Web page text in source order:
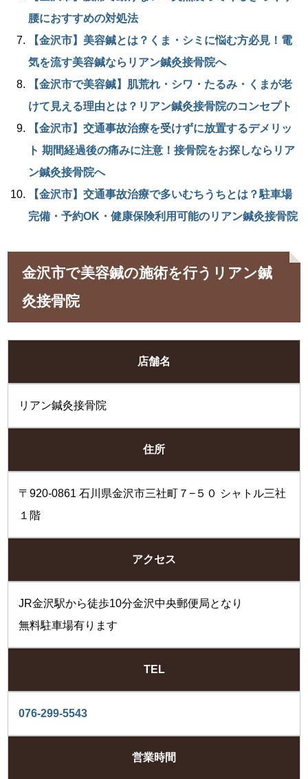
腰におすすめの対処法
【金沢市】美容鍼とは？くま・シミに悩む方必見！電
気を流す美容鍼ならリアン鍼灸接骨院へ
【金沢市で美容鍼】肌荒れ・シワ・たるみ・くまが老
けて見える理由とは？リアン鍼灸接骨院のコンセプト
【金沢市】交通事故治療を受けずに放置するデメリッ
ト 期間経過後の痛みに注意！接骨院をお探しならリア
ン鍼灸接骨院へ
【金沢市】交通事故治療で多いむちうちとは？駐車場
完備・予約OK・健康保険利用可能のリアン鍼灸接骨院
金沢市で美容鍼の施術を行うリアン鍼
灸接骨院
店舗名
リアン鍼灸接骨院
住所
〒920-0861 石川県金沢市三社町７−５０ シャトル三社
１階
アクセス
JR金沢駅から徒歩10分金沢中央郵便局となり
無料駐車場有ります
TEL
076-299-5543
営業時間